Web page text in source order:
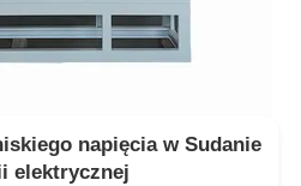
napięcia w Sudanie
elektrycznej